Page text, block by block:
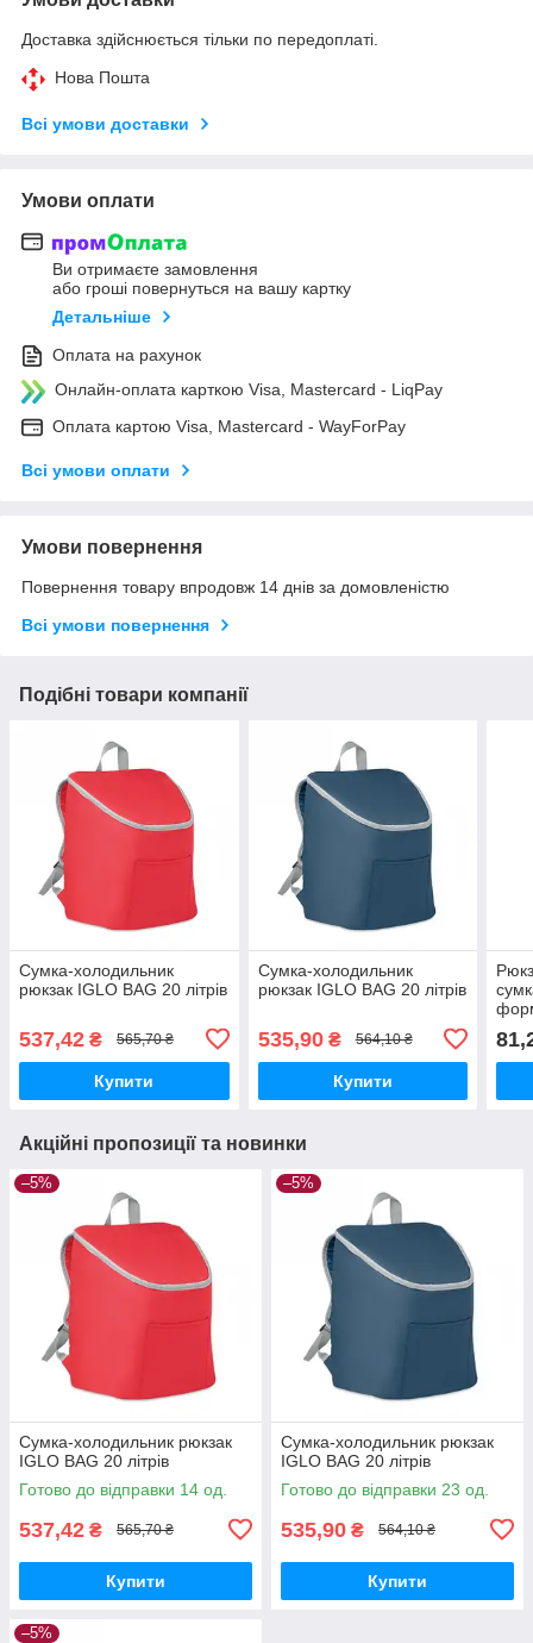
Доставка здійснюється тільки по передоплаті.
Нова Пошта
Всі умови доставки
Умови оплати
Ви отримаєте замовлення
або гроші повернуться на вашу картку
Детальніше
Оплата на рахунок
Онлайн-оплата карткою Visa, Mastercard - LiqPay
Оплата картою Visa, Mastercard - WayForPay
Всі умови оплати
Умови повернення
Повернення товару впродовж 14 днів за домовленістю
Всі умови повернення
Подібні товари компанії
Сумка-холодильник
рюкзак IGLO BAG 20 літрів
537,42 ₴ 565,70 ₴
Купити
Сумка-холодильник
рюкзак IGLO BAG 20 літрів
535,90₴ 564,10 ₴
Купити
Акційні пропозиції та новинки
–5%
Сумка-холодильник рюкзак
IGLO BAG 20 літрів
Готово до відправки 14 од.
537,42 ₴ 565,70 ₴
Купити
–5%
Сумка-холодильник рюкзак
IGLO BAG 20 літрів
Готово до відправки 23 од.
535,90 ₴ 564,10 ₴
Купити
–5%